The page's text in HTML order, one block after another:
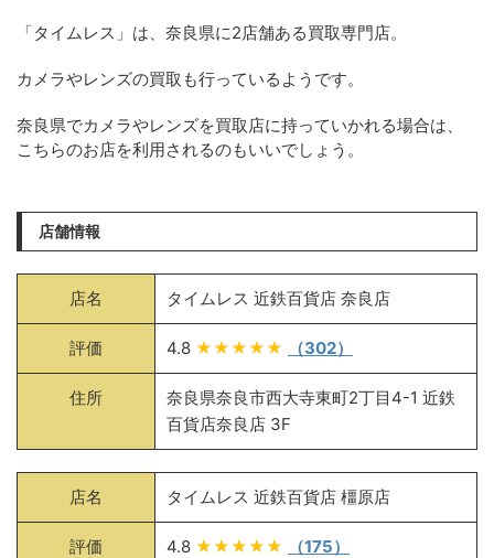
「タイムレス」は、奈良県に2店舗ある買取専門店。
カメラやレンズの買取も行っているようです。
奈良県でカメラやレンズを買取店に持っていかれる場合は、
こちらのお店を利用されるのもいいでしょう。
店舗情報
店名 タイムレス 近鉄百貨店 奈良店
評価 4.8 ★★★★★ （302）
住所
奈良県奈良市西大寺東町2丁目4-1 近鉄
百貨店奈良店 3F
店名 タイムレス 近鉄百貨店 橿原店
評価 4.8 ★★★★★ （175）